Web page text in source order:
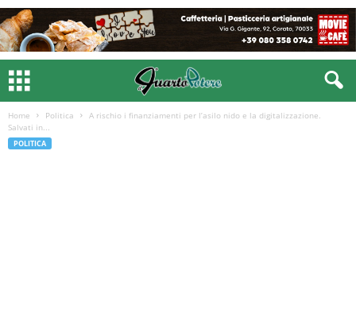
Home Politica
A rischio i finanziamenti per l’asilo nido e la digitalizzazione.
Salvati in...
POLITICA